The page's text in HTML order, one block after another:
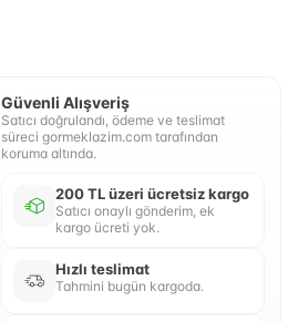
Güvenli Alışveriş
Satıcı doğrulandı, ödeme ve teslimat
süreci gormeklazim.com tarafından
koruma altında.
200 TL üzeri ücretsiz kargo
Satıcı onaylı gönderim, ek
kargo ücreti yok.
Hızlı teslimat
Tahmini bugün kargoda.